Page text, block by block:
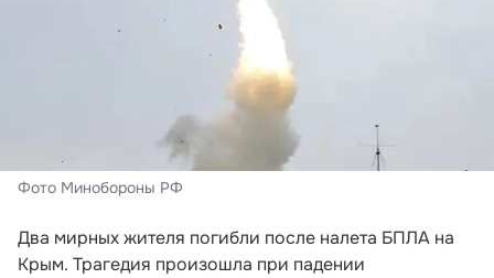
Фото Минобороны РФ
Два мирных жителя погибли после налета БПЛА на
Крым. Трагедия произошла при падении